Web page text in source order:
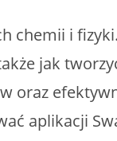
chemii i
jak
oraz
aplikacji